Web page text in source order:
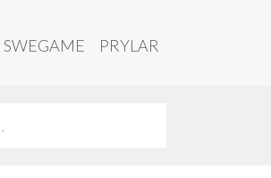
SWEGAME PRYLAR